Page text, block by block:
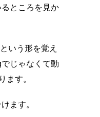
るところを見か
いう形を覚え
じゃなくて動
す。
ます。